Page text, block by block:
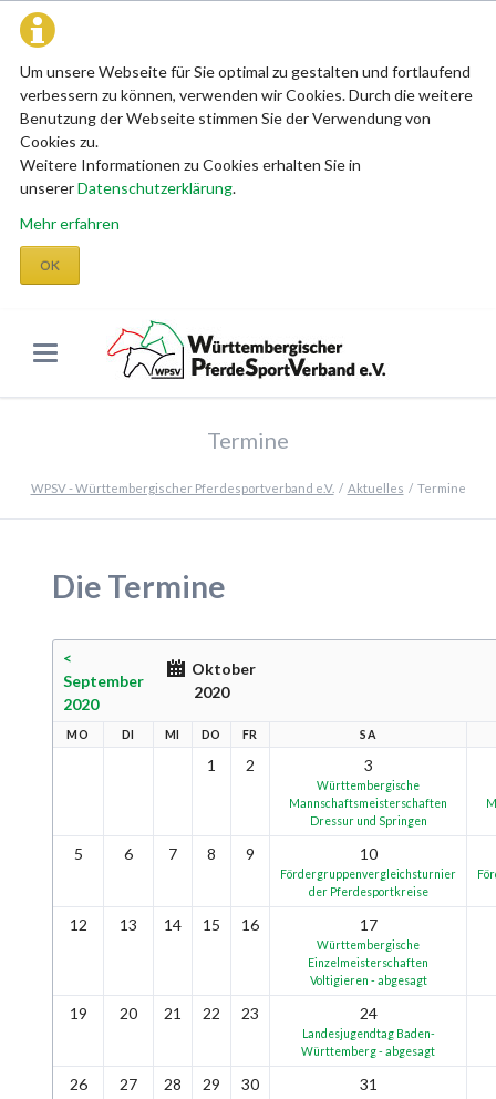
Um unsere Webseite für Sie optimal zu gestalten und fortlaufend
verbessern zu können, verwenden wir Cookies. Durch die weitere
Benutzung der Webseite stimmen Sie der Verwendung von
Cookies zu.
Weitere Informationen zu Cookies erhalten Sie in
unsererDatenschutzerklärung.
Mehr erfahren
OK
Termine
WPSV - Württembergischer Pferdesportverband e.V. Aktuelles Termine
Die Termine
<
September
2020
Oktober
2020
MO DI MI DO FR SA
1 2 3
Württembergische
Mannschaftsmeisterschaften
Dressur und Springen
5 6 7 8 9 10
Fördergruppenvergleichsturnier
der Pferdesportkreise
12 13 14 15 16 17
Württembergische
Einzelmeisterschaften
Voltigieren - abgesagt
19 20 21 22 23 24
Landesjugendtag Baden-
Württemberg - abgesagt
26 27 28 29 30 31